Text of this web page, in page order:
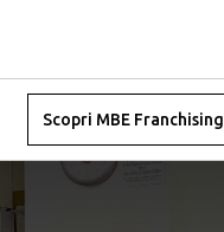
Scopri MBE Franchising